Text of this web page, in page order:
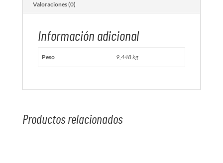
Valoraciones (0)
Información adicional
Peso 9,448 kg
Productos relacionados